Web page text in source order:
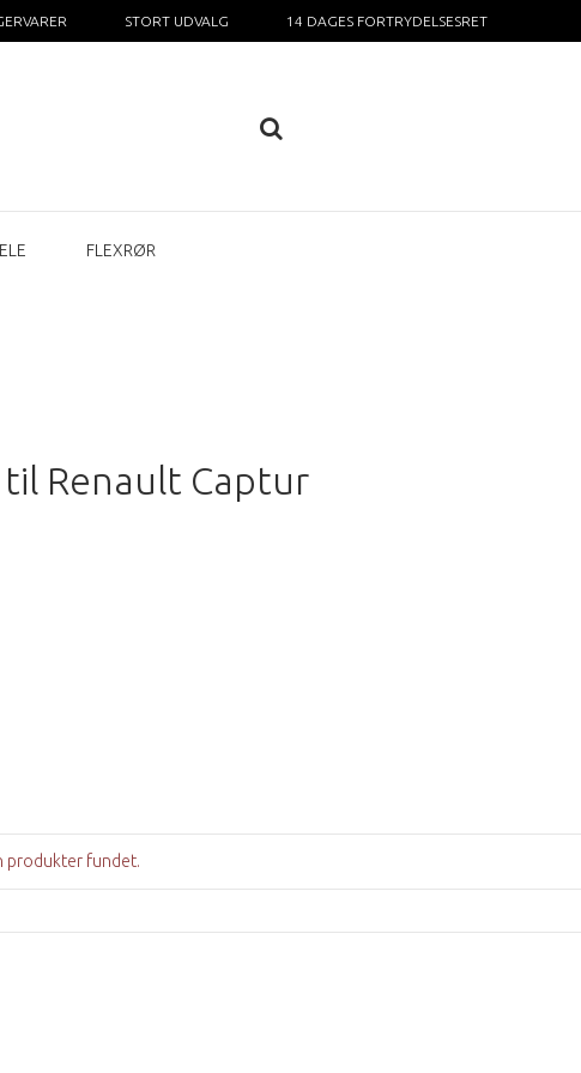
STORT UDVALG 14 DAGES FORTRYDELSESRET
FLEXRØR
Renault Captur
produkter fundet.